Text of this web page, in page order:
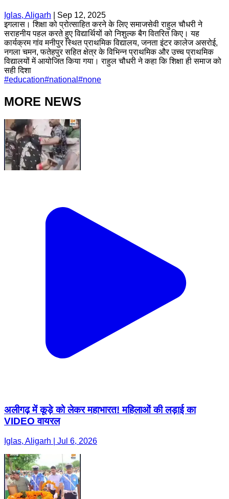
Iglas, Aligarh
Sep 12, 2025
इगलास। शिक्षा को प्रोत्साहित करने के लिए समाजसेवी राहुल चौधरी ने
सराहनीय पहल करते हुए विद्यार्थियों को निशुल्क बैग वितरित किए। यह
कार्यक्रम गांव मनीपुर स्थित प्राथमिक विद्यालय, जनता इंटर कालेज असरोई,
नगला चमन, फतेहपुर सहित क्षेत्र के विभिन्न प्राथमिक और उच्च प्राथमिक
विद्यालयों में आयोजित किया गया। राहुल चौधरी ने कहा कि शिक्षा ही समाज को
सही दिशा
#education#national #none
MORE NEWS
अलीगढ़ में कूड़े को लेकर महाभारत! महिलाओं की लड़ाई का
VIDEO वायरल
Iglas, Aligarh | Jul 6, 2026